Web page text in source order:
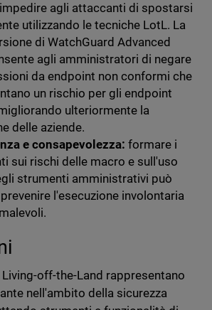
agli attaccanti di spostarsi
utilizzando le tecniche LotL. La
di WatchGuard Advanced
agli amministratori di negare
da endpoint non conformi che
un rischio per gli endpoint
ulteriormente la
delle aziende.
e consapevolezza: formare i
sui rischi delle macro e sull'uso
strumenti amministrativi può
l'esecuzione involontaria
off-the-Land rappresentano
nell'ambito della sicurezza